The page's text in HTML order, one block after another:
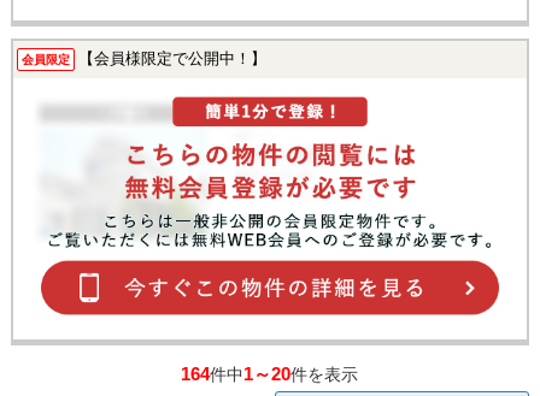
会員限定 【会員様限定で公開中！】
164件中1～20件を表示